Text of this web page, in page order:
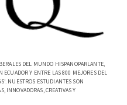
DEL MUNDO HISPANOPARLANTE,
ECUADOR Y ENTRE LAS 800 MEJORES DEL
NUESTROS ESTUDIANTES SON
INNOVADORAS, CREATIVAS Y